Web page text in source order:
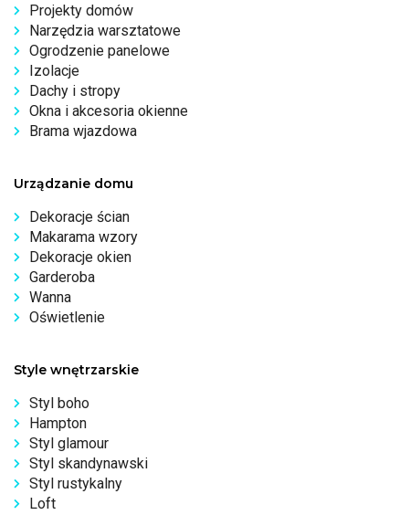
Projekty domów
Narzędzia warsztatowe
Ogrodzenie panelowe
Izolacje
Dachy i stropy
Okna i akcesoria okienne
Brama wjazdowa
Urządzanie domu
Dekoracje ścian
Makarama wzory
Dekoracje okien
Garderoba
Wanna
Oświetlenie
Style wnętrzarskie
Styl boho
Hampton
Styl glamour
Styl skandynawski
Styl rustykalny
Loft